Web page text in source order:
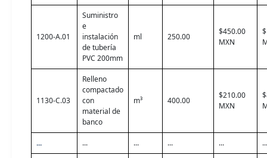
1200-A.01
Suministro
e
instalación
de tubería
PVC 200mm
ml 250.00
$450.00
MXN
1130-C.03
Relleno
compactado
con
material de
banco
m³ 400.00
$210.00
MXN
... ... ... ... ... ...